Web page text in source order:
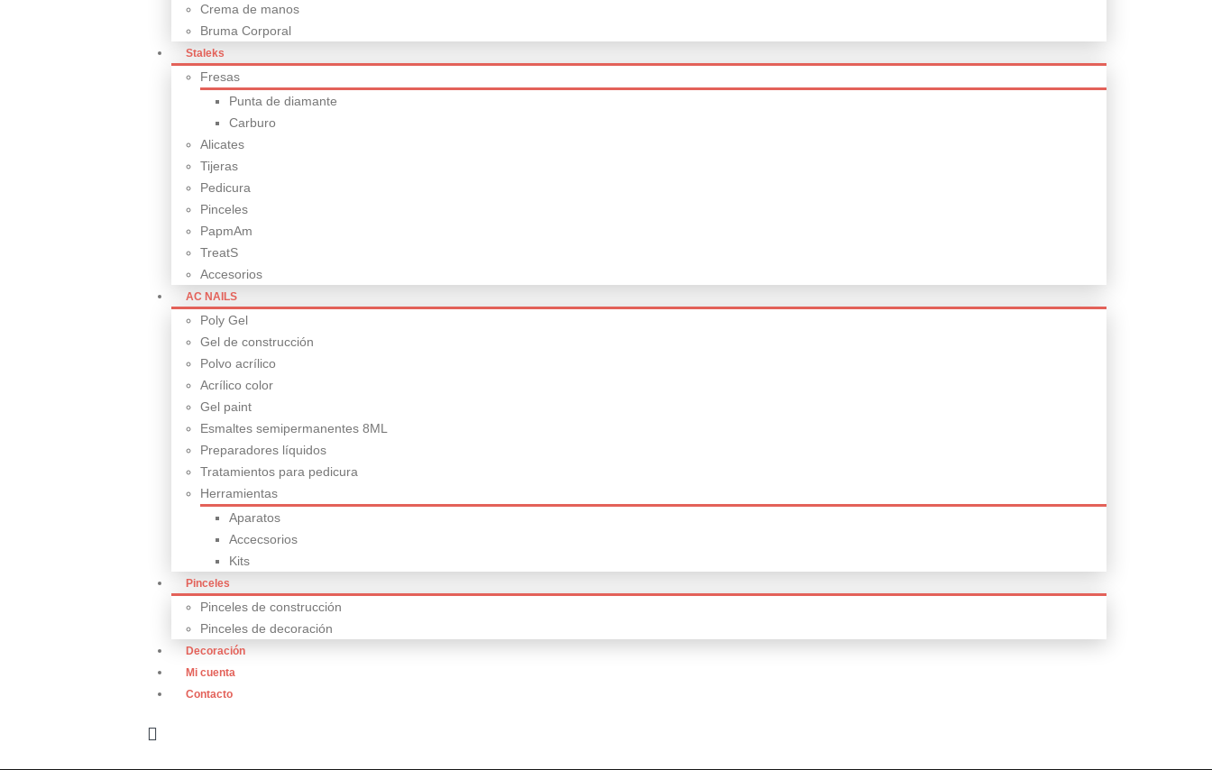
Crema de manos
Bruma Corporal
Staleks
Fresas
Punta de diamante
Carburo
Alicates
Tijeras
Pedicura
Pinceles
PapmAm
TreatS
Accesorios
AC NAILS
Poly Gel
Gel de construcción
Polvo acrílico
Acrílico color
Gel paint
Esmaltes semipermanentes 8ML
Preparadores líquidos
Tratamientos para pedicura
Herramientas
Aparatos
Accecsorios
Kits
Pinceles
Pinceles de construcción
Pinceles de decoración
Decoración
Mi cuenta
Contacto